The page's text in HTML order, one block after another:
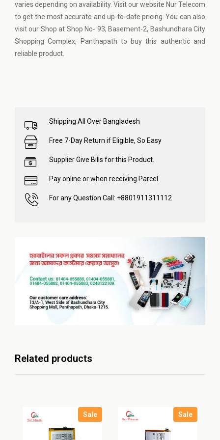
varies depending on availability. Visit our website Nur Telecom
to get the most accurate and up-to-date pricing. You can also
visit our Shop at Shop No- 93, Basement-2, Bashundhara City
Shopping Complex, Panthapath to buy this authentic and
reliable product.
Shipping All Over Bangladesh
Free 7-Day Return if Eligible, So Easy
Supplier Give Bills for this Product.
Pay online or when receiving Parcel
For any Question Call: +8801911311112
Related products
Sale Sale